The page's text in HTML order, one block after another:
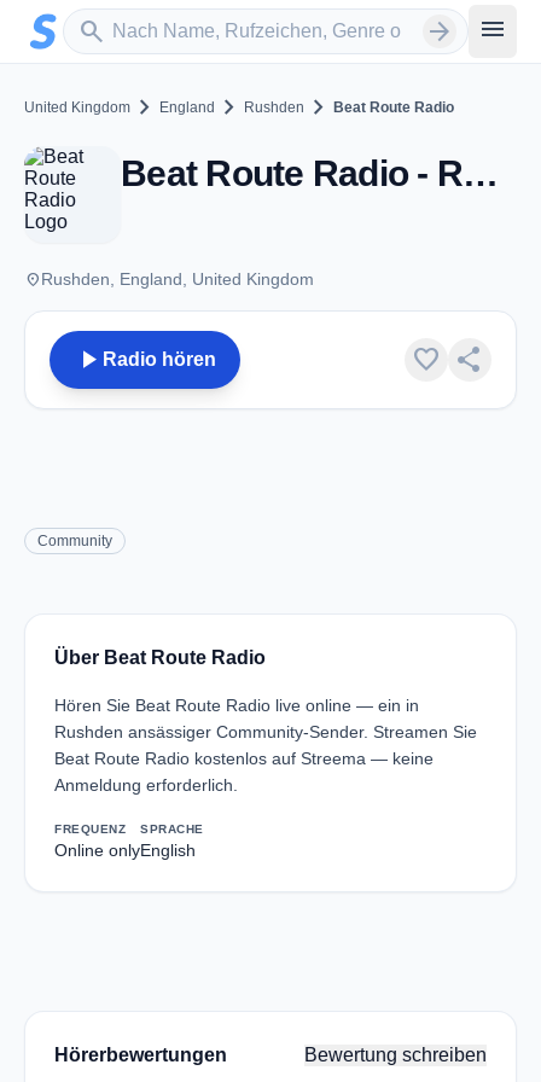
Zum Hauptinhalt springen
search
Sender suchen arrow_forward menu
United Kingdom chevron_right England chevron_right Rushden chevron_right Beat Route Radio
Beat Route Radio - Rushden
placeRushden, England, United Kingdom
play_arrow Radio hören favorite share
Community
Über Beat Route Radio
Hören Sie Beat Route Radio live online — ein in
Rushden ansässiger Community-Sender. Streamen Sie
Beat Route Radio kostenlos auf Streema — keine
Anmeldung erforderlich.
FREQUENZ
Online only
SPRACHE
English
Hörerbewertungen Bewertung schreiben